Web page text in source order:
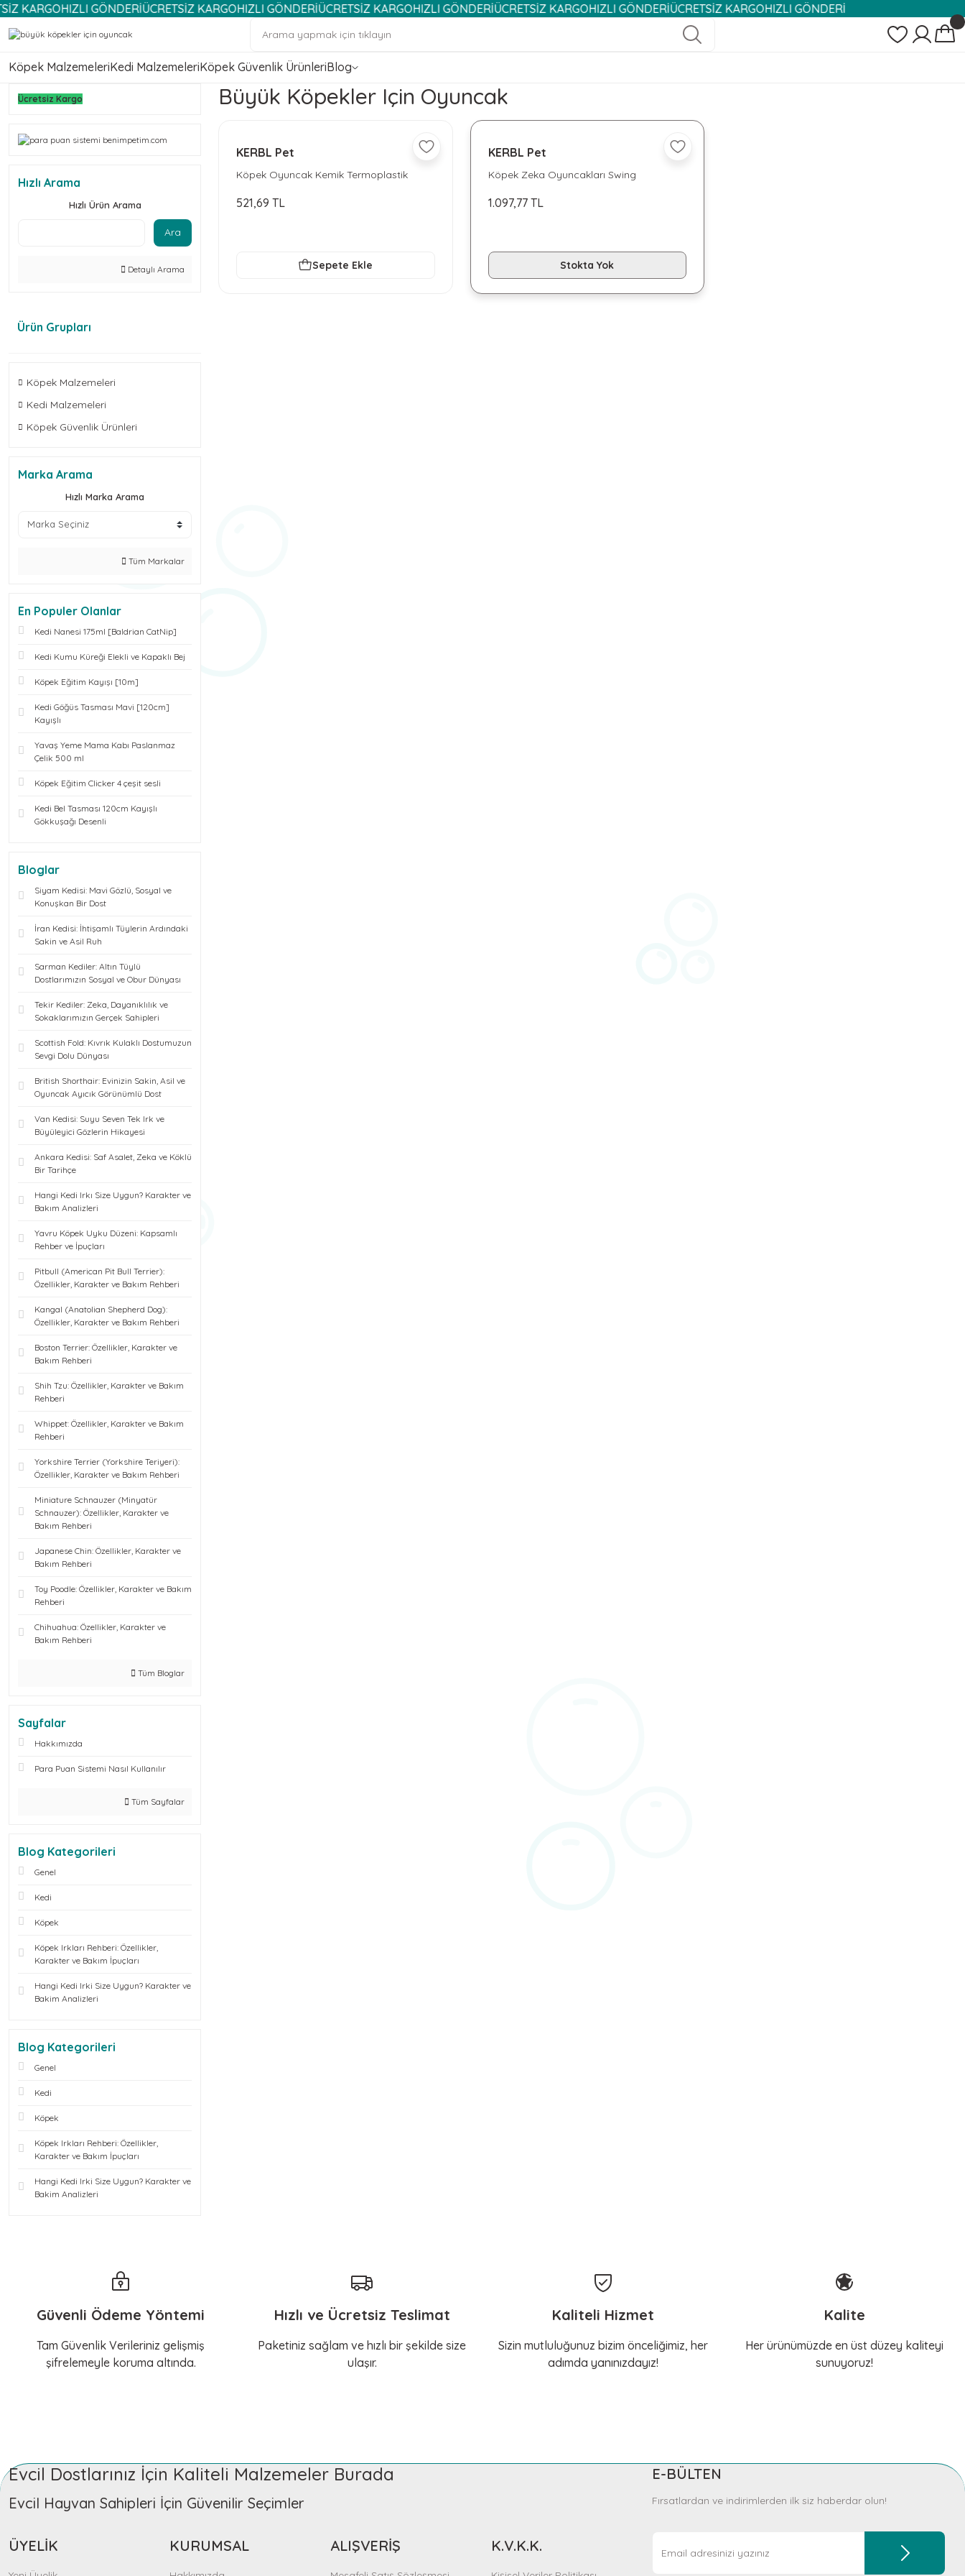
HIZLI GÖNDERİÜCRETSİZ KARGOHIZLI GÖNDERİÜCRETSİZ KARGOHIZLI GÖNDERİÜCRETSİZ KARGOHIZLI GÖNDERİÜCRETSİZ KARGOHIZLI GÖNDERİ
Köpek MalzemeleriKedi MalzemeleriKöpek Güvenlik ÜrünleriBlog
Ücretsiz Kargo
Hızlı Arama
Hızlı Ürün Arama
Ara
Detaylı Arama
Ürün Grupları
Köpek Malzemeleri
Kedi Malzemeleri
Köpek Güvenlik Ürünleri
Marka Arama
Hızlı Marka Arama
Tüm Markalar
En Populer Olanlar
Kedi Nanesi 175ml [Baldrian CatNip]
Kedi Kumu Küreği Elekli ve Kapaklı Bej
Köpek Eğitim Kayışı [10m]
Kedi Göğüs Tasması Mavi [120cm]
Kayışlı
Yavaş Yeme Mama Kabı Paslanmaz
Çelik 500 ml
Köpek Eğitim Clicker 4 çeşit sesli
Kedi Bel Tasması 120cm Kayışlı
Gökkuşağı Desenli
Bloglar
Siyam Kedisi: Mavi Gözlü, Sosyal ve
Konuşkan Bir Dost
İran Kedisi: İhtişamlı Tüylerin Ardındaki
Sakin ve Asil Ruh
Sarman Kediler: Altın Tüylü
Dostlarımızın Sosyal ve Obur Dünyası
Tekir Kediler: Zeka, Dayanıklılık ve
Sokaklarımızın Gerçek Sahipleri
Scottish Fold: Kıvrık Kulaklı Dostumuzun
Sevgi Dolu Dünyası
British Shorthair: Evinizin Sakin, Asil ve
Oyuncak Ayıcık Görünümlü Dost
Van Kedisi: Suyu Seven Tek Irk ve
Büyüleyici Gözlerin Hikayesi
Ankara Kedisi: Saf Asalet, Zeka ve Köklü
Bir Tarihçe
Hangi Kedi Irkı Size Uygun? Karakter ve
Bakım Analizleri
Yavru Köpek Uyku Düzeni: Kapsamlı
Rehber ve İpuçları
Pitbull (American Pit Bull Terrier):
Özellikler, Karakter ve Bakım Rehberi
Kangal (Anatolian Shepherd Dog):
Özellikler, Karakter ve Bakım Rehberi
Boston Terrier: Özellikler, Karakter ve
Bakım Rehberi
Shih Tzu: Özellikler, Karakter ve Bakım
Rehberi
Whippet: Özellikler, Karakter ve Bakım
Rehberi
Yorkshire Terrier (Yorkshire Teriyeri):
Özellikler, Karakter ve Bakım Rehberi
Miniature Schnauzer (Minyatür
Schnauzer): Özellikler, Karakter ve
Bakım Rehberi
Japanese Chin: Özellikler, Karakter ve
Bakım Rehberi
Toy Poodle: Özellikler, Karakter ve Bakım
Rehberi
Chihuahua: Özellikler, Karakter ve
Bakım Rehberi
Tüm Bloglar
Sayfalar
Hakkımızda
Para Puan Sistemi Nasıl Kullanılır
Tüm Sayfalar
Blog Kategorileri
Genel
Kedi
Köpek
Köpek Irkları Rehberi: Özellikler,
Karakter ve Bakım İpuçları
Hangi Kedi Irki Size Uygun? Karakter ve
Bakim Analizleri
Blog Kategorileri
Genel
Kedi
Köpek
Köpek Irkları Rehberi: Özellikler,
Karakter ve Bakım İpuçları
Hangi Kedi Irki Size Uygun? Karakter ve
Bakim Analizleri
Büyük Köpekler Için Oyuncak
KERBL Pet
Köpek Oyuncak Kemik Termoplastik
521,69 TL
Sepete Ekle
KERBL Pet
Köpek Zeka Oyuncakları Swing
1.097,77 TL
Stokta Yok
Güvenli Ödeme Yöntemi
Tam Güvenlik Verileriniz gelişmiş
şifrelemeyle koruma altında.
Hızlı ve Ücretsiz Teslimat
Paketiniz sağlam ve hızlı bir şekilde size
ulaşır.
Kaliteli Hizmet
Sizin mutluluğunuz bizim önceliğimiz, her
adımda yanınızdayız!
Kalite
Her ürünümüzde en üst düzey kaliteyi
sunuyoruz!
Evcil Dostlarınız İçin Kaliteli Malzemeler Burada
Evcil Hayvan Sahipleri İçin Güvenilir Seçimler
ÜYELİK KURUMSAL ALIŞVERİŞ K.V.K.K.
E-BÜLTEN
Fırsatlardan ve indirimlerden ilk siz haberdar olun!